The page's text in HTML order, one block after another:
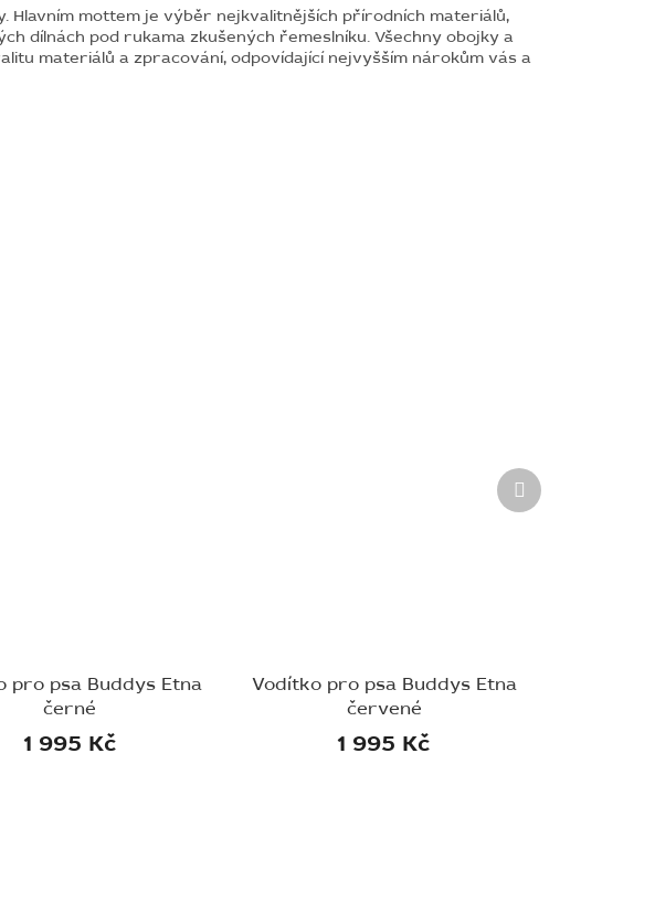
Hlavním mottem je výběr nejkvalitnějších přírodních materiálů,
dílnách pod rukama zkušených řemeslníku. Všechny obojky a
materiálů a zpracování, odpovídající nejvyšším nárokům vás a
pro psa Buddys Etna
černé
1 995 Kč
Vodítko pro psa Buddys Etna
červené
1 995 Kč
Další
produkt